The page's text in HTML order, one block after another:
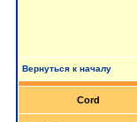
Вернуться к началу
Cord